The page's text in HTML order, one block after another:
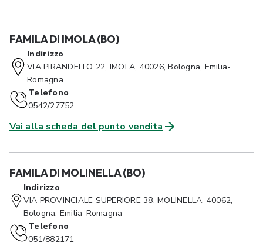
FAMILA DI IMOLA (BO)
Indirizzo
VIA PIRANDELLO 22, IMOLA, 40026, Bologna, Emilia-
Romagna
Telefono
0542/27752
Vai alla scheda del punto vendita
FAMILA DI MOLINELLA (BO)
Indirizzo
VIA PROVINCIALE SUPERIORE 38, MOLINELLA, 40062,
Bologna, Emilia-Romagna
Telefono
051/882171